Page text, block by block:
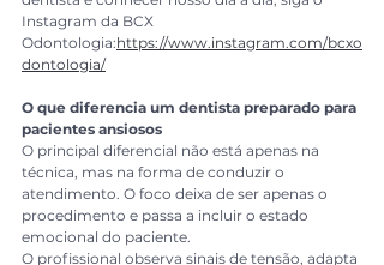
Instagram da BCX
Odontologia:https://www.instagram.com/bcxo
dontologia/
O que diferencia um dentista preparado para
pacientes ansiosos
O principal diferencial não está apenas na
técnica, mas na forma de conduzir o
atendimento. O foco deixa de ser apenas o
procedimento e passa a incluir o estado
emocional do paciente.
O profissional observa sinais de tensão, adapta